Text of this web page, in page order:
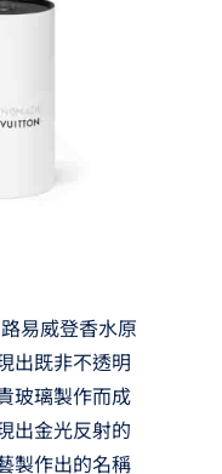
易威登香水原
出既非不透明
玻璃製作而成
出金光反射的
製作出的名稱